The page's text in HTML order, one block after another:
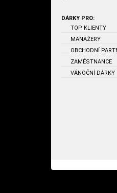
DÁRKY PRO:
TOP KLIENTY
MANAŽERY
OBCHODNÍ
ZAMĚSTNANCE
VÁNOČNÍ DÁRKY